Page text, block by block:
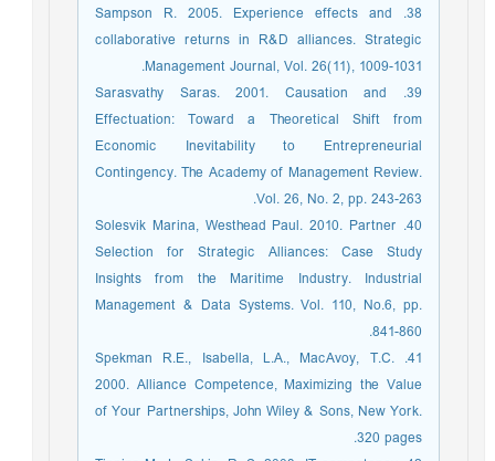
38. Sampson R. 2005. Experience effects and
collaborative returns in R&D alliances. Strategic
Management Journal, Vol. 26(11), 1009-1031.
39. Sarasvathy Saras. 2001. Causation and
Effectuation: Toward a Theoretical Shift from
Economic Inevitability to Entrepreneurial
Contingency. The Academy of Management Review.
Vol. 26, No. 2, pp. 243-263.
40. Solesvik Marina, Westhead Paul. 2010. Partner
Selection for Strategic Alliances: Case Study
Insights from the Maritime Industry. Industrial
Management & Data Systems. Vol. 110, No.6, pp.
841-860.
41. Spekman R.E., Isabella, L.A., MacAvoy, T.C.
2000. Alliance Competence, Maximizing the Value
of Your Partnerships, John Wiley & Sons, New York.
320 pages.